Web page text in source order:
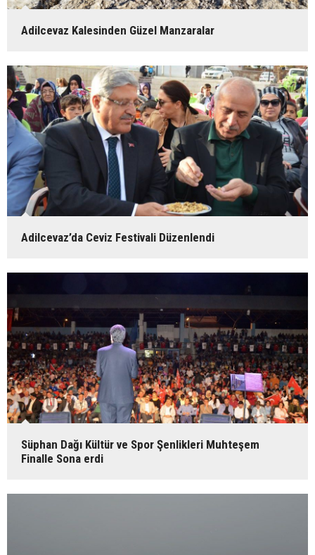
Adilcevaz Kalesinden Güzel Manzaralar
Adilcevaz’da Ceviz Festivali Düzenlendi
Süphan Dağı Kültür ve Spor Şenlikleri Muhteşem
Finalle Sona erdi